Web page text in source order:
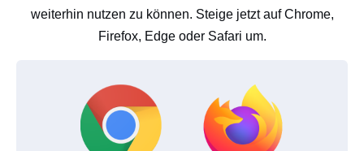
weiterhin nutzen zu können. Steige jetzt auf Chrome,
Firefox, Edge oder Safari um.